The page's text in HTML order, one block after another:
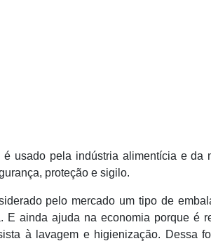
usado pela indústria alimentícia e da
proteção e sigilo.
pelo mercado um tipo de
E ainda ajuda na economia porque é
à lavagem e higienização. Dessa